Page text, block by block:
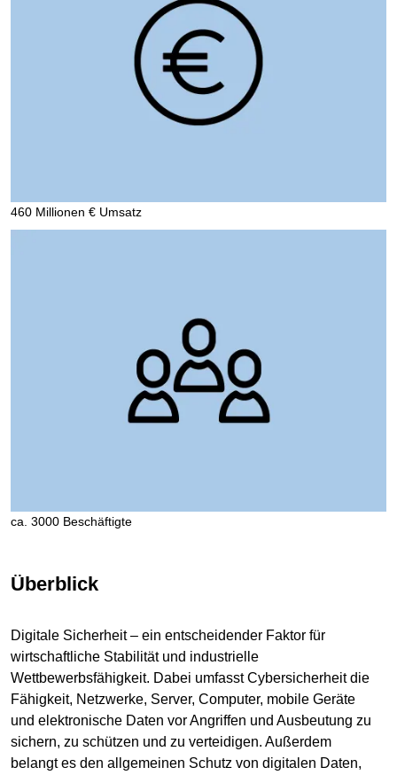
460 Millionen € Umsatz
ca. 3000 Beschäftigte
Überblick
Digitale Sicherheit – ein entscheidender Faktor für
wirtschaftliche Stabilität und industrielle
Wettbewerbsfähigkeit. Dabei umfasst Cybersicherheit die
Fähigkeit, Netzwerke, Server, Computer, mobile Geräte
und elektronische Daten vor Angriffen und Ausbeutung zu
sichern, zu schützen und zu verteidigen. Außerdem
belangt es den allgemeinen Schutz von digitalen Daten,